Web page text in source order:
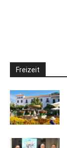
Freizeit